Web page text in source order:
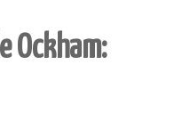
Ockham: